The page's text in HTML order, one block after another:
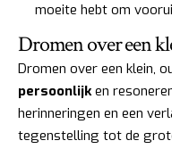
moeite hebt om
Dromen over een
Dromen over een klein,
persoonlijken
herinneringen en een
tegenstelling tot de